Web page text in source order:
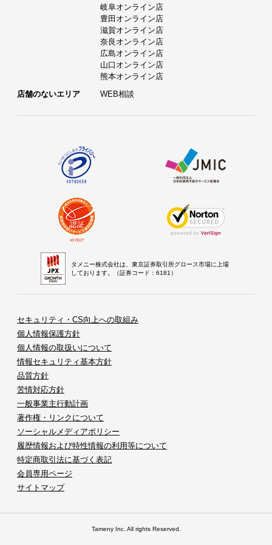
岐阜オンライン店
豊田オンライン店
滋賀オンライン店
奈良オンライン店
広島オンライン店
山口オンライン店
熊本オンライン店
店舗のないエリア
WEB相談
タメニー株式会社は、東京証券取引所グロース市場に上場
しております。（証券コード：6181）
セキュリティ・CS向上への取組み
個人情報保護方針
個人情報の取扱いについて
情報セキュリティ基本方針
品質方針
苦情対応方針
一般事業主行動計画
著作権・リンクについて
ソーシャルメディアポリシー
履歴情報および特性情報の利用等について
特定商取引法に基づく表記
会員専用ページ
サイトマップ
Tameny Inc. All rights Reserved.